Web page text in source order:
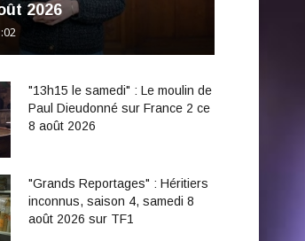
2026
"13h15 le samedi" : Le moulin de
Paul Dieudonné sur France 2 ce
8 août 2026
"Grands Reportages" : Héritiers
inconnus, saison 4, samedi 8
août 2026 sur TF1